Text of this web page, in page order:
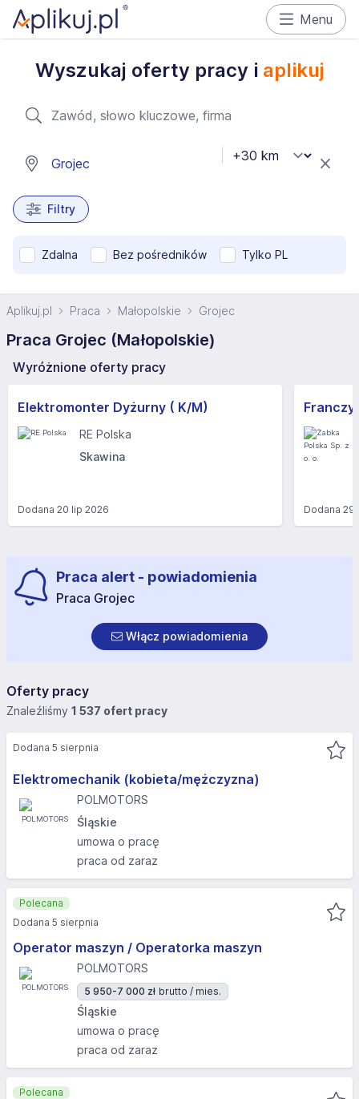
Menu
Wyszukaj oferty pracy i aplikuj
Filtry
Zdalna Bez pośredników Tylko PL
Aplikuj.pl Praca Małopolskie Grojec
Praca Grojec (Małopolskie)
Wyróżnione oferty pracy
Elektromonter Dyżurny ( K/M)
RE Polska
Skawina
Dodana 20 lip 2026 Dodana29
Praca alert - powiadomienia
Praca Grojec
Włącz powiadomienia
Oferty pracy
Znaleźliśmy 1 537 ofert pracy
Elektromechanik (kobieta/mężczyzna)
POLMOTORS
Śląskie
umowa o pracę
praca od zaraz
Dodana 5 sierpnia
Operator maszyn / Operatorka maszyn
POLMOTORS
5 950-7 000 zł brutto / mies.
Śląskie
umowa o pracę
praca od zaraz
Polecana
Dodana 5 sierpnia
Polecana